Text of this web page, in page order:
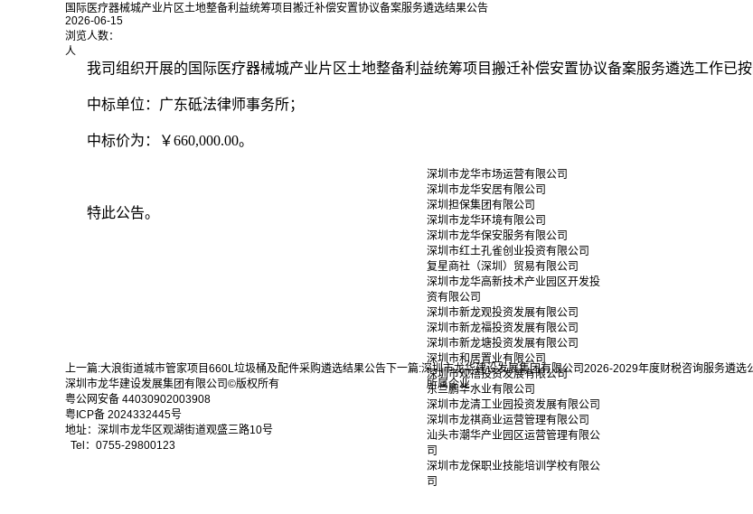
国际医疗器械城产业片区土地整备利益统筹项目搬迁补偿安置协议备案服务遴选结果公告
2026-06-15
浏览人数：
人
我司组织开展的国际医疗器械城产业片区土地整备利益统筹项目搬迁补偿安置协议备案服务遴选工作已
中标单位：广东砥法律师事务所；
中标价为：￥660,000.00。
特此公告。
上一篇:大浪街道城市管家项目660L垃圾桶及配件采购遴选结果公告 下一篇:深圳市龙华建设发展集团有限公司2026-2029年度财税咨询服务遴选
深圳市龙华建设发展集团有限公司©版权所有
粤公网安备 44030902003908
粤ICP备 2024332445号
地址：深圳市龙华区观湖街道观盛三路10号
Tel：0755-29800123
所属企业
深圳市龙华市场运营有限公司
深圳市龙华安居有限公司
深圳担保集团有限公司
深圳市龙华环境有限公司
深圳市龙华保安服务有限公司
深圳市红土孔雀创业投资有限公司
复星商社（深圳）贸易有限公司
深圳市龙华高新技术产业园区开发投
资有限公司
深圳市新龙观投资发展有限公司
深圳市新龙福投资发展有限公司
深圳市新龙塘投资发展有限公司
深圳市和居置业有限公司
深圳市观禧投资发展有限公司
东兰鹏华水业有限公司
深圳市龙清工业园投资发展有限公司
深圳市龙祺商业运营管理有限公司
汕头市潮华产业园区运营管理有限公
司
深圳市龙保职业技能培训学校有限公
司